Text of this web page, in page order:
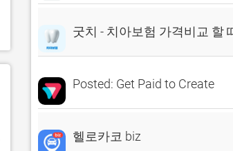
굿치 - 치아보험 가격비교 할
Posted: Get Paid to Create
헬로카코 biz